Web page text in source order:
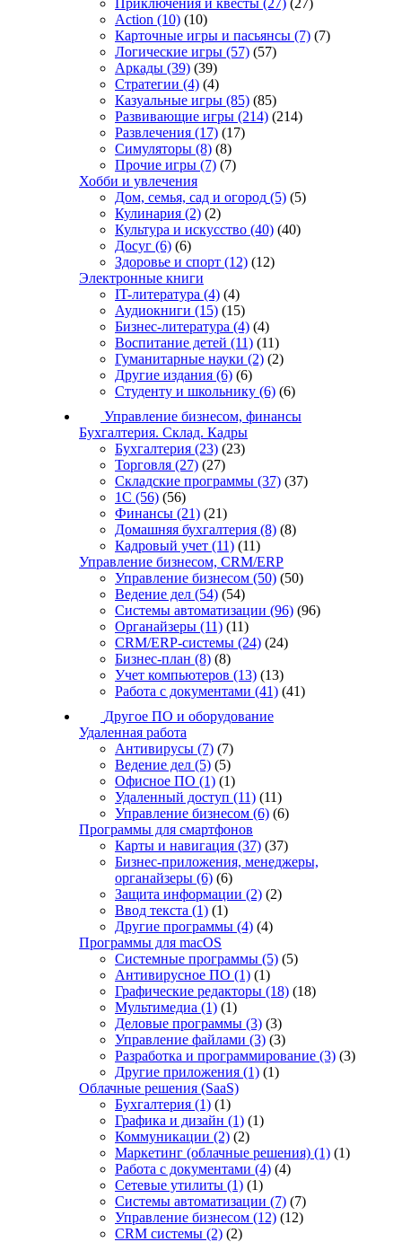
Приключения и квесты (27) (27)
Action (10) (10)
Карточные игры и пасьянсы (7) (7)
Логические игры (57) (57)
Аркады (39) (39)
Стратегии (4) (4)
Казуальные игры (85) (85)
Развивающие игры (214) (214)
Развлечения (17) (17)
Симуляторы (8) (8)
Прочие игры (7) (7)
Хобби и увлечения
Дом, семья, сад и огород (5) (5)
Кулинария (2) (2)
Культура и искусство (40) (40)
Досуг (6) (6)
Здоровье и спорт (12) (12)
Электронные книги
IT-литература (4) (4)
Аудиокниги (15) (15)
Бизнес-литература (4) (4)
Воспитание детей (11) (11)
Гуманитарные науки (2) (2)
Другие издания (6) (6)
Студенту и школьнику (6) (6)
Управление бизнесом, финансы
Бухгалтерия. Склад. Кадры
Бухгалтерия (23) (23)
Торговля (27) (27)
Складские программы (37) (37)
1С (56) (56)
Финансы (21) (21)
Домашняя бухгалтерия (8) (8)
Кадровый учет (11) (11)
Управление бизнесом, CRM/ERP
Управление бизнесом (50) (50)
Ведение дел (54) (54)
Системы автоматизации (96) (96)
Органайзеры (11) (11)
CRM/ERP-системы (24) (24)
Бизнес-план (8) (8)
Учет компьютеров (13) (13)
Работа с документами (41) (41)
Другое ПО и оборудование
Удаленная работа
Антивирусы (7) (7)
Ведение дел (5) (5)
Офисное ПО (1) (1)
Удаленный доступ (11) (11)
Управление бизнесом (6) (6)
Программы для смартфонов
Карты и навигация (37) (37)
Бизнес-приложения, менеджеры,
органайзеры (6) (6)
Защита информации (2) (2)
Ввод текста (1) (1)
Другие программы (4) (4)
Программы для macOS
Системные программы (5) (5)
Антивирусное ПО (1) (1)
Графические редакторы (18) (18)
Мультимедиа (1) (1)
Деловые программы (3) (3)
Управление файлами (3) (3)
Разработка и программирование (3) (3)
Другие приложения (1) (1)
Облачные решения (SaaS)
Бухгалтерия (1) (1)
Графика и дизайн (1) (1)
Коммуникации (2) (2)
Маркетинг (облачные решения) (1) (1)
Работа с документами (4) (4)
Сетевые утилиты (1) (1)
Системы автоматизации (7) (7)
Управление бизнесом (12) (12)
CRM системы (2) (2)